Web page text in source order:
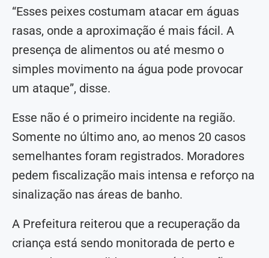
“Esses peixes costumam atacar em águas
rasas, onde a aproximação é mais fácil. A
presença de alimentos ou até mesmo o
simples movimento na água pode provocar
um ataque”, disse.
Esse não é o primeiro incidente na região.
Somente no último ano, ao menos 20 casos
semelhantes foram registrados. Moradores
pedem fiscalização mais intensa e reforço na
sinalização nas áreas de banho.
A Prefeitura reiterou que a recuperação da
criança está sendo monitorada de perto e